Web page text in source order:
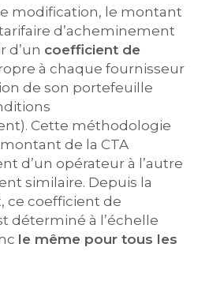
modification, le montant
d’acheminement
d’un coefficient de
à chaque fournisseur
de son portefeuille
Cette méthodologie
de la CTA
d’un opérateur à l’autre
similaire. Depuis la
ce coefficient de
déterminé à l’échelle
le même pour tous les